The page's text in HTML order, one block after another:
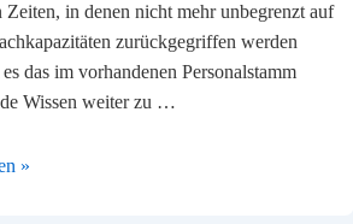
Zeiten, in denen nicht mehr unbegrenzt auf
zurückgegriffen werden
das im vorhandenen Personalstamm
Wissen weiter zu …
»